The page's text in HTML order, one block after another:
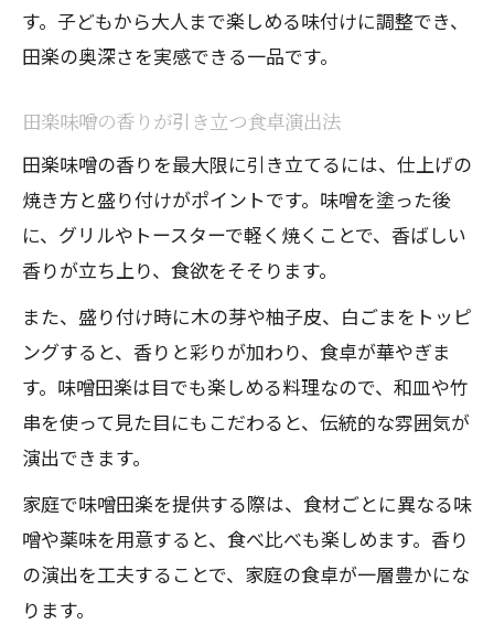
す。子どもから大人まで楽しめる味付けに調整でき、
田楽の奥深さを実感できる一品です。
田楽味噌の香りが引き立つ食卓演出法
田楽味噌の香りを最大限に引き立てるには、仕上げの
焼き方と盛り付けがポイントです。味噌を塗った後
に、グリルやトースターで軽く焼くことで、香ばしい
香りが立ち上り、食欲をそそります。
また、盛り付け時に木の芽や柚子皮、白ごまをトッピ
ングすると、香りと彩りが加わり、食卓が華やぎま
す。味噌田楽は目でも楽しめる料理なので、和皿や竹
串を使って見た目にもこだわると、伝統的な雰囲気が
演出できます。
家庭で味噌田楽を提供する際は、食材ごとに異なる味
噌や薬味を用意すると、食べ比べも楽しめます。香り
の演出を工夫することで、家庭の食卓が一層豊かにな
ります。